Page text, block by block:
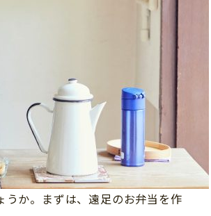
か。まずは、遠足のお弁当を作